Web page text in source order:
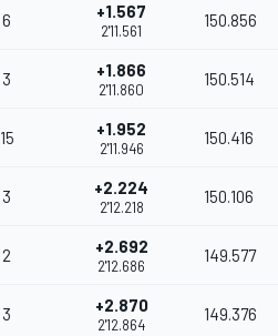
6 +1.567
2'11.561
150.856
3 +1.866
2'11.860
150.514
15 +1.952
2'11.946
150.416
3 +2.224
2'12.218
150.106
2 +2.692
2'12.686
149.577
3 +2.870
2'12.864
149.376